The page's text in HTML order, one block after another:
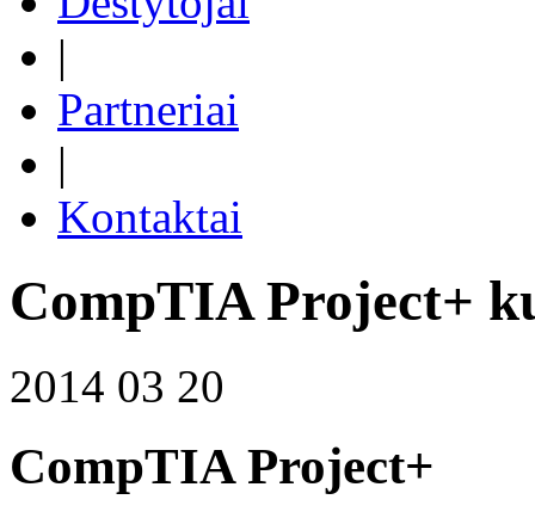
|
Partneriai
|
Kontaktai
CompTIA Project+
2014 03 20
CompTIA Project+